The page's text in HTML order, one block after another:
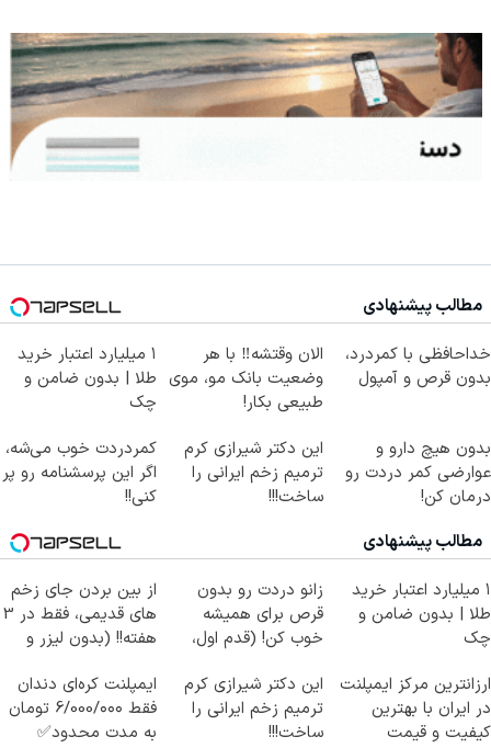
مطالب پیشنهادی
خداحافظی با کمردرد،
بدون قرص و آمپول
الان وقتشه‼️ با هر
وضعیت بانک مو، موی
طبیعی بکار!
۱ میلیارد اعتبار خرید
طلا | بدون ضامن و
چک
بدون هیچ دارو و
عوارضی کمر دردت رو
درمان کن!
این دکتر شیرازی کرم
ترمیم زخم ایرانی را
ساخت!!!
کمردردت خوب می‌شه،
اگر این پرسشنامه رو پر
کنی!!
مطالب پیشنهادی
۱ میلیارد اعتبار خرید
طلا | بدون ضامن و
چک
زانو دردت رو بدون
قرص برای همیشه
خوب کن! (قدم اول،
از بین بردن جای زخم
های قدیمی، فقط در 3
هفته!! (بدون لیزر و
ارزانترین مرکز ایمپلنت
در ایران با بهترین
کیفیت و قیمت
این دکتر شیرازی کرم
ترمیم زخم ایرانی را
ساخت!!!
ایمپلنت کره‌ای دندان
فقط 6/000/۰۰۰ تومان
به مدت محدود✅